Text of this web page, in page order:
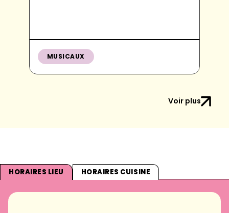
MUSICAUX
Voir plus
HORAIRES LIEU HORAIRES CUISINE